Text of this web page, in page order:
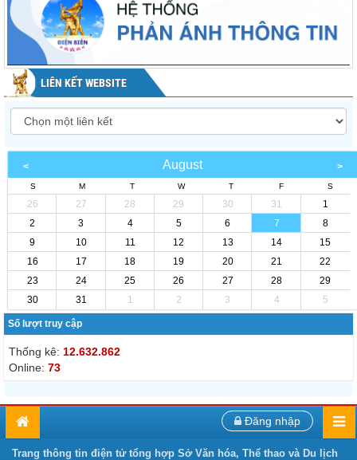
LIÊN KẾT WEBSITE
August
S M T W T F S
26 27 28 29 30 31
1
2
3 4 5 6 7
8
9
10 11 12 13 14
15
16
17 18 19 20 21
22
23
24 25 26 27 28
29
30
31 1 2 3 4 5
Số lượt truy cập
Thống kê: 12.632.862
Online: 73
Đăng nhập
Trang thông tin điện tử tổng hợp Sở Văn hóa, Thể thao và Du lịch